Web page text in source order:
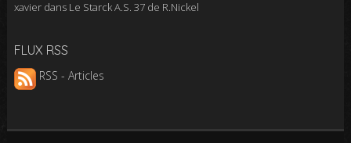
xavierdans Le Starck A.S. 37 de R.Nickel
FLUX RSS
RSS - Articles